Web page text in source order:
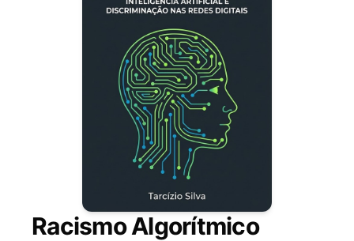
Racismo Algorítmico